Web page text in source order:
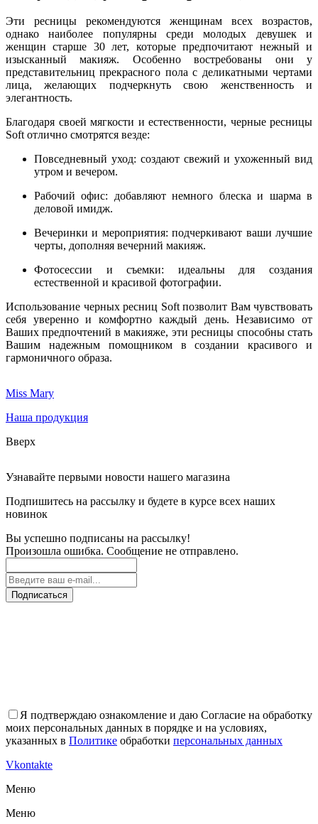
Эти ресницы рекомендуются женщинам всех возрастов,
однако наиболее популярны среди молодых девушек и
женщин старше 30 лет, которые предпочитают нежный и
изысканный макияж. Особенно востребованы они у
представительниц прекрасного пола с деликатными чертами
лица, желающих подчеркнуть свою женственность и
элегантность.
Благодаря своей мягкости и естественности, черные ресницы
Soft отлично смотрятся везде:
Повседневный уход: создают свежий и ухоженный вид
утром и вечером.
Рабочий офис: добавляют немного блеска и шарма в
деловой имидж.
Вечеринки и мероприятия: подчеркивают ваши лучшие
черты, дополняя вечерний макияж.
Фотосессии и съемки: идеальны для создания
естественной и красивой фотографии.
Использование черных ресниц Soft позволит Вам чувствовать
себя уверенно и комфортно каждый день. Независимо от
Ваших предпочтений в макияже, эти ресницы способны стать
Вашим надежным помощником в создании красивого и
гармоничного образа.
Miss Mary
Наша продукция
Вверх
Узнавайте первыми новости нашего магазина
Подпишитесь на рассылку и будете в курсе всех наших
новинок
Вы успешно подписаны на рассылку!
Произошла ошибка. Сообщение не отправлено.
Подписаться
Я подтверждаю ознакомление и даю Согласие на обработку
моих персональных данных в порядке и на условиях,
указанных в Политике обработки персональных данных
Vkontakte
Меню
Меню